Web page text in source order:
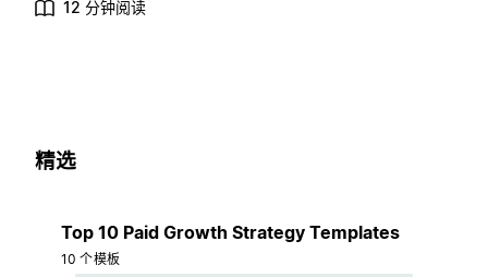
12 分钟阅读
精选
Top 10 Paid Growth Strategy Templates
10 个模板